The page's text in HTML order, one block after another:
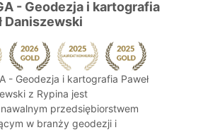
- Geodezja i kartografia
Daniszewski
- Geodezja i kartografia Paweł
z Rypina jest
przedsiębiorstwem
w branży geodezji i